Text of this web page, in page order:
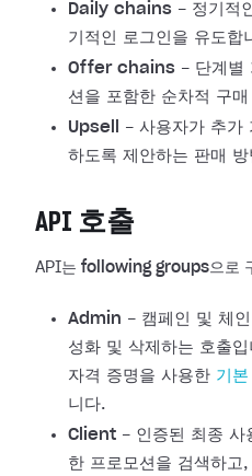
Daily chains - 정기적
기적인 로그인을 유도합
Offer chains - 단계별
션을 포함한 순차적 구
Upsell
- 사용자가 추가
하도록 제안하는 판매 방
API 호출
API는 following groups으로
Admin - 캠페인 및 체
성화 및 삭제하는 호출
자격 증명을 사용한 기
니다.
Client - 인증된 최종 사
한 프로모션을 검색하고